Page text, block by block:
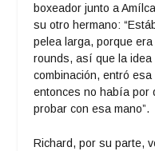
boxeador junto a
su otro hermano:
pelea larga, porque
rounds, así que la
combinación, entró
entonces no había por
probar con esa mano”.
Richard, por su parte,